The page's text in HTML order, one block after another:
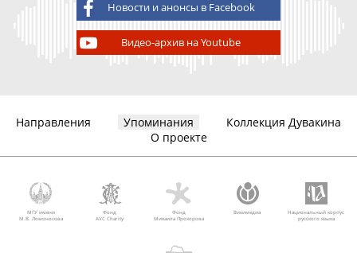
Новости и анонсы в Facebook
Видео-архив на Youtube
Направления Упоминания
Коллекция Дувакина
О проекте
МГУ имени
М.В. Ломоносова
Фонд
AVC Charity
Фонд
Михаила Прохорова
Викимедиа
Национальный корпус
русского языка